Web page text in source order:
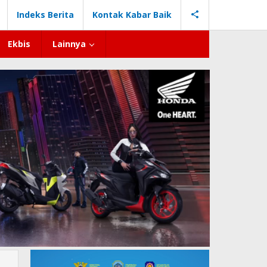
Indeks Berita Kontak Kabar Baik
Ekbis Lainnya